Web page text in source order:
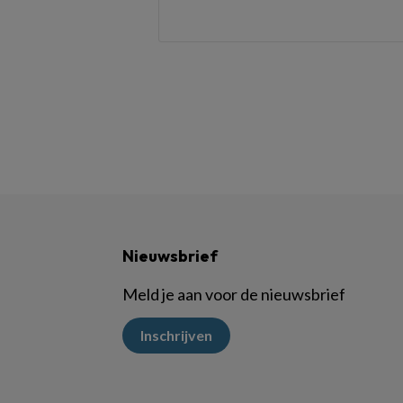
Nieuwsbrief
Meld je aan voor de nieuwsbrief
Inschrijven